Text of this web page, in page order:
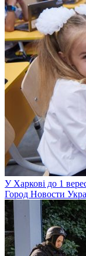
У Харкові до 1
Город Новости